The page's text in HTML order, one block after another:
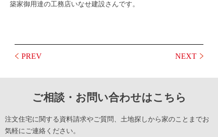
築家御用達の工務店いなせ建設さんです。
PREV NEXT
ご相談・お問い合わせはこちら
注文住宅に関する資料請求やご質問、土地探しから家のことまでお
気軽にご連絡ください。